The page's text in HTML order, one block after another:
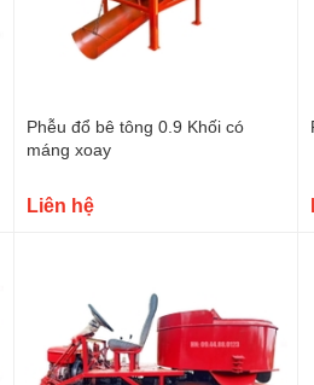
Phễu đổ bê tông 0.9 Khối có
máng xoay
Liên hệ